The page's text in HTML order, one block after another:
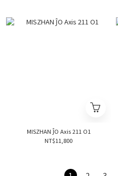
MISZHAN ĴO Axis 211 O1
NT$11,800